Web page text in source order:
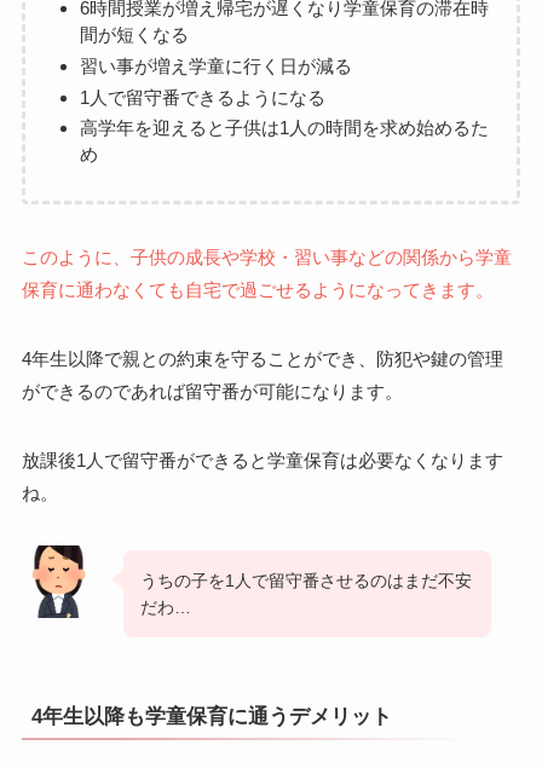
6時間授業が増え帰宅が遅くなり学童保育の滞在時
間が短くなる
習い事が増え学童に行く日が減る
1人で留守番できるようになる
高学年を迎えると子供は1人の時間を求め始めるた
め
このように、子供の成長や学校・習い事などの関係から学童
保育に通わなくても自宅で過ごせるようになってきます。
4年生以降で親との約束を守ることができ、防犯や鍵の管理
ができるのであれば留守番が可能になります。
放課後1人で留守番ができると学童保育は必要なくなります
ね。
うちの子を1人で留守番させるのはまだ不安
だわ…
4年生以降も学童保育に通うデメリット